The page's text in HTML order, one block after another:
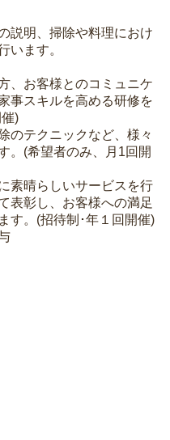
説明、掃除や料理におけ
います。
、お客様とのコミュニケ
事スキルを高める研修を
)
のテクニックなど、様々
。(希望者のみ、月1回開
素晴らしいサービスを行
表彰し、お客様への満足
す。(招待制･年１回開催)